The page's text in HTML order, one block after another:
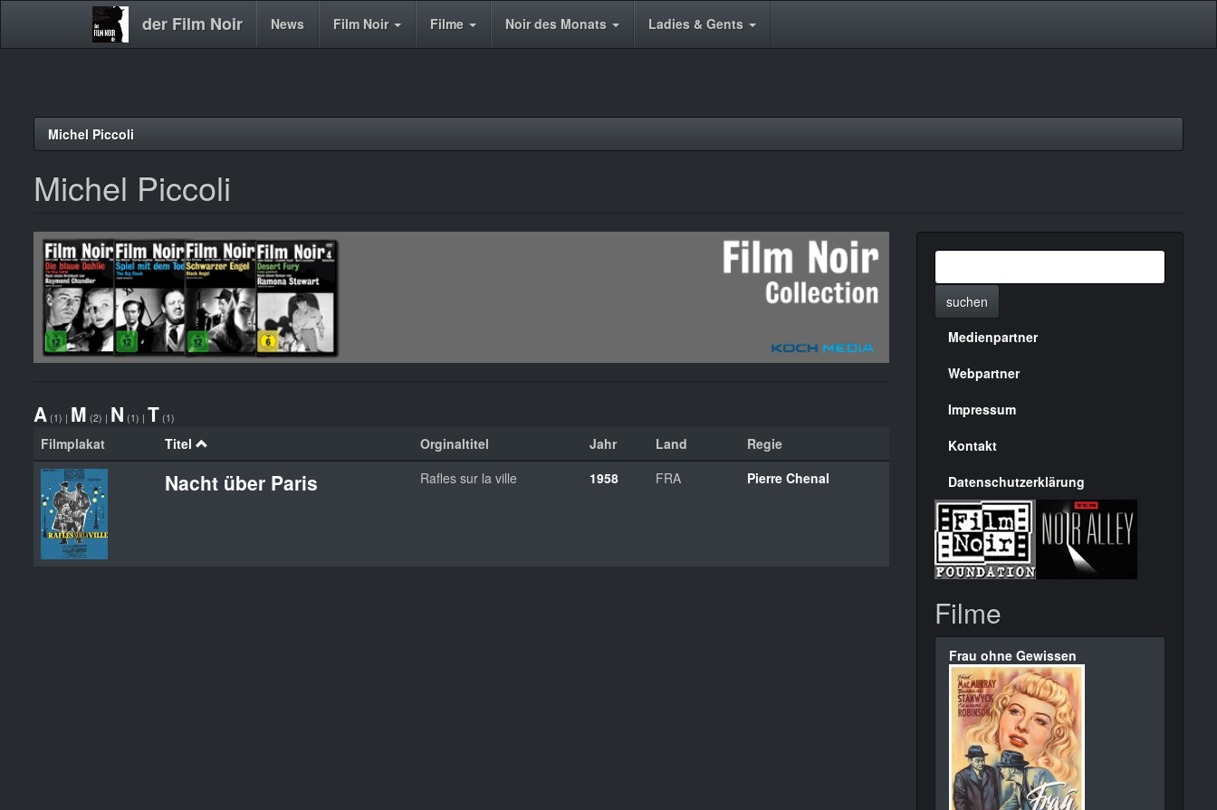
der Film Noir
Main News Film Noir Filme Noir des Monats Ladies & Gents
Michel Piccoli
Michel Piccoli
A (1) | M (2) | N (1) | T (1)
Filmplakat Titel Orginaltitel Jahr Land Regie
Nacht über Paris Rafles sur la ville 1958 FRA Pierre Chenal
suchen
Menülinks
rechte
Seite
Medienpartner
Webpartner
Impressum
Kontakt
Datenschutzerklärung
Filme
Frau ohne Gewissen